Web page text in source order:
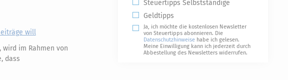
will
im Rahmen von
dass
Steuertipps Selbstständige
Geldtipps
Ja, ich möchte die kostenlosen Newsletter
von Steuertipps abonnieren. Die
Datenschutzhinweise habe ich gelesen.
Meine Einwilligung kann ich jederzeit durch
Abbestellung des Newsletters widerrufen.